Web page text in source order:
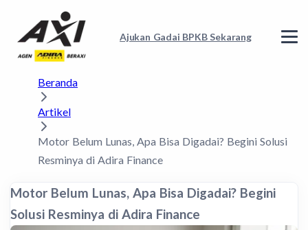
Ajukan Gadai BPKB Sekarang
Beranda
Artikel
Motor Belum Lunas, Apa Bisa Digadai? Begini Solusi
Resminya di Adira Finance
Motor Belum Lunas, Apa Bisa Digadai? Begini
Solusi Resminya di Adira Finance